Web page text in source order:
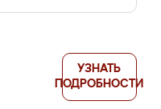
УЗНАТЬ
ПОДРОБНОСТИ